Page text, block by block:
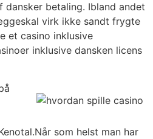
dansker betaling. Ibland andet
virk ikke sandt frygte
et casino inklusive
inklusive dansken licens
som helst man har